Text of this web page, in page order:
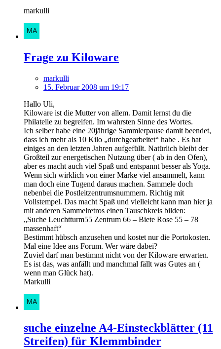
markulli
Frage zu Kiloware
markulli
15. Februar 2008 um 19:17
Hallo Uli,
Kiloware ist die Mutter von allem. Damit lernst du die
Philatelie zu begreifen. Im wahrsten Sinne des Wortes.
Ich selber habe eine 20jährige Sammlerpause damit beendet,
dass ich mehr als 10 Kilo „durchgearbeitet“ habe . Es hat
einiges an den letzten Jahren aufgefüllt. Natürlich bleibt der
Großteil zur energetischen Nutzung über ( ab in den Ofen),
aber es macht auch viel Spaß und entspannt besser als Yoga.
Wenn sich wirklich von einer Marke viel ansammelt, kann
man doch eine Tugend daraus machen. Sammele doch
nebenbei die Postleitzentrumsnummern. Richtig mit
Vollstempel. Das macht Spaß und vielleicht kann man hier ja
mit anderen Sammelretros einen Tauschkreis bilden:
„Suche Leuchtturm55 Zentrum 66 – Biete Rose 55 – 78
massenhaft“
Bestimmt hübsch anzusehen und kostet nur die Portokosten.
Mal eine Idee ans Forum. Wer wäre dabei?
Zuviel darf man bestimmt nicht von der Kiloware erwarten.
Es ist das, was anfällt und manchmal fällt was Gutes an (
wenn man Glück hat).
Markulli
suche einzelne A4-Einsteckblätter (11
Streifen) für Klemmbinder